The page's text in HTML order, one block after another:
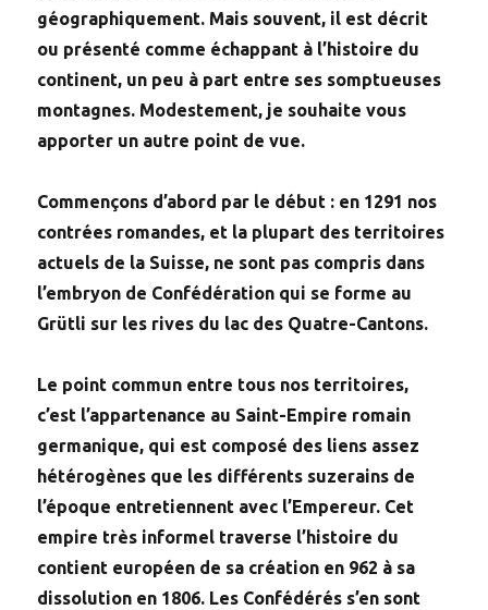
géographiquement. Mais souvent, il est décrit
ou présenté comme échappant à l’histoire du
continent, un peu à part entre ses somptueuses
montagnes. Modestement, je souhaite vous
apporter un autre point de vue.
Commençons d’abord par le début : en 1291 nos
contrées romandes, et la plupart des territoires
actuels de la Suisse, ne sont pas compris dans
l’embryon de Confédération qui se forme au
Grütli sur les rives du lac des Quatre-Cantons.
Le point commun entre tous nos territoires,
c’est l’appartenance au Saint-Empire romain
germanique, qui est composé des liens assez
hétérogènes que les différents suzerains de
l’époque entretiennent avec l’Empereur. Cet
empire très informel traverse l’histoire du
contient européen de sa création en 962 à sa
dissolution en 1806. Les Confédérés s’en sont